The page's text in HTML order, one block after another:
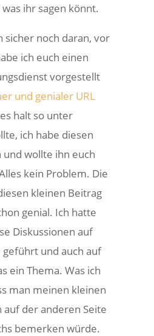
ihr sagen könnt.
sicher noch daran, vor
ich euch einen
vorgestellt
und genialer URL
halt so unter
ich habe diesen
wollte ihn euch
kein Problem. Die
kleinen Beitrag
genial. Ich hatte
Diskussionen auf
und auch auf
ein Thema. Was ich
man meinen kleinen
auf der anderen Seite
bemerken würde.